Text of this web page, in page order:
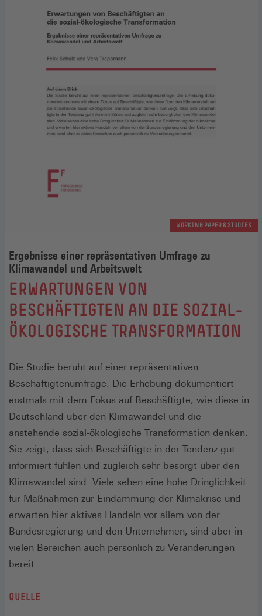
WORKING PAPER & STUDIES
Ergebnisse einer repräsentativen Umfrage zu
Klimawandel und Arbeitswelt
:
ERWARTUNGEN VON
BESCHÄFTIGTEN AN DIE SOZIAL-
ÖKOLOGISCHE TRANSFORMATION
Die Studie beruht auf einer repräsentativen
Beschäftigtenumfrage. Die Erhebung dokumentiert
erstmals mit dem Fokus auf Beschäftigte, wie diese in
Deutschland über den Klimawandel und die
anstehende sozial-ökologische Transformation denken.
Sie zeigt, dass sich Beschäftigte in der Tendenz gut
informiert fühlen und zugleich sehr besorgt über den
Klimawandel sind. Viele sehen eine hohe Dringlichkeit
für Maßnahmen zur Eindämmung der Klimakrise und
erwarten hier aktives Handeln vor allem von der
Bundesregierung und den Unternehmen, sind aber in
vielen Bereichen auch persönlich zu Veränderungen
bereit.
QUELLE